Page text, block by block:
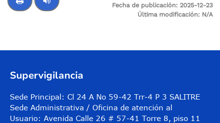
Fecha de publicación: 2025-12-23
Última modificación: N/A
Supervigilancia
Sede Principal: Cl 24 A No 59-42 Trr-4 P 3 SALITRE
Sede Administrativa / Oficina de atención al
Usuario: Avenida Calle 26 # 57-41 Torre 8, piso 11